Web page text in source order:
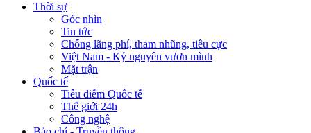
Thời sự
Góc nhìn
Tin tức
Chống lãng phí, tham nhũng, tiêu cực
Việt Nam - Kỷ nguyên vươn mình
Mặt trận
Quốc tế
Tiêu điểm Quốc tế
Thế giới 24h
Công nghệ